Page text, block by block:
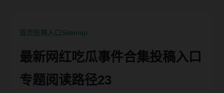
首页投稿入口Sitemap
最新网红吃瓜事件合集投稿入口
专题阅读路径23